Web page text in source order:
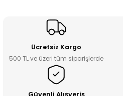
Ücretsiz Kargo
500 TL ve üzeri tüm siparişlerde